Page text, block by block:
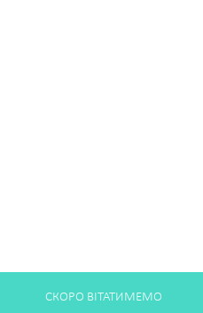
СКОРО ВІТАТИМЕМО